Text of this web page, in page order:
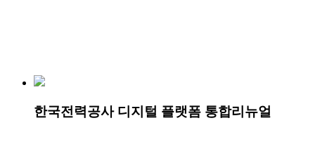
한국전력공사 디지털 플랫폼 통합리뉴얼